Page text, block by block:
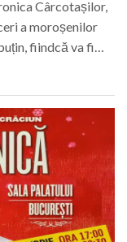
Cârcotașilor,
a moroșenilor
fiindcă va fi…